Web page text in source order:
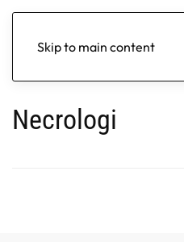
Skip to main content
Necrologi